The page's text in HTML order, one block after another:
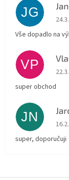
JG
Vše dopadlo na
VP
super obchod
JN
super, doporučuji